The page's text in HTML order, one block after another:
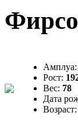
Амплуа:
Рост:
Вес: 78
Дата
Возраст: